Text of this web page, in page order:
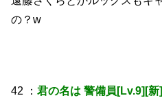
の？w
42 ：君の名は 警備員[Lv.9][